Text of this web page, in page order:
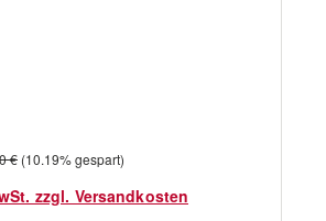
Preis:
€ (10.19% gespart)
zzgl. Versandkosten